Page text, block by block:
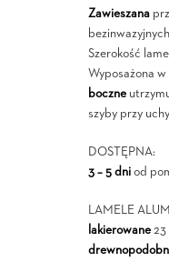
Zawieszana
Szerokość
Wyposażona w
boczne
szyby przy
DOSTĘPNA:
3 – 5 dniod
LAMELE
lakierowane23